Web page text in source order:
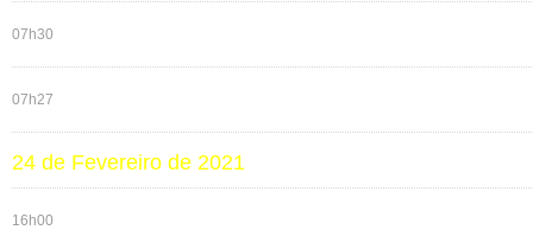
07h30
07h27
24 de Fevereiro de 2021
16h00